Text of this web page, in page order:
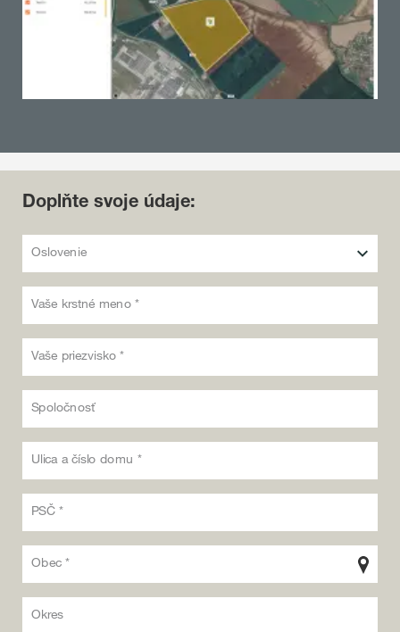
Doplňte svoje údaje:
Oslovenie
Vaše krstné meno *
Vaše priezvisko *
Spoločnosť
Ulica a číslo domu *
PSČ *
Obec *
Okres